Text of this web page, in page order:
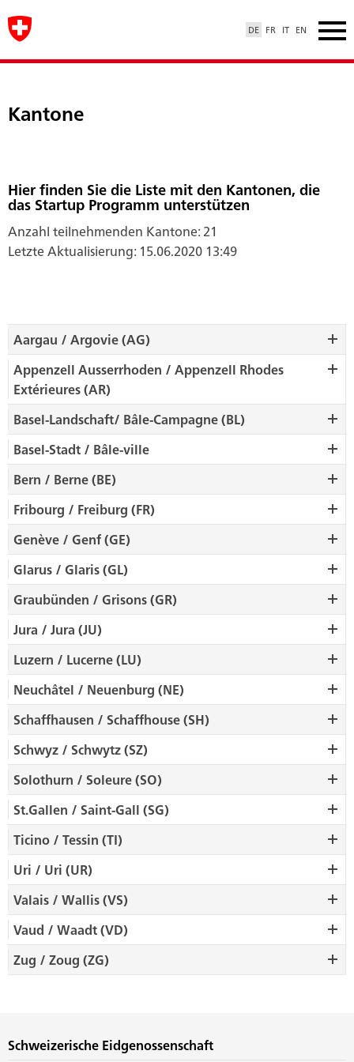
DE FR IT EN
Kantone
Hier finden Sie die Liste mit den Kantonen, die
das Startup Programm unterstützen
Anzahl teilnehmenden Kantone: 21
Letzte Aktualisierung: 15.06.2020 13:49
Aargau / Argovie (AG)
Appenzell Ausserrhoden / Appenzell Rhodes
Extérieures (AR)
Basel-Landschaft/ Bâle-Campagne (BL)
Basel-Stadt / Bâle-ville
Bern / Berne (BE)
Fribourg / Freiburg (FR)
Genève / Genf (GE)
Glarus / Glaris (GL)
Graubünden / Grisons (GR)
Jura / Jura (JU)
Luzern / Lucerne (LU)
Neuchâtel / Neuenburg (NE)
Schaffhausen / Schaffhouse (SH)
Schwyz / Schwytz (SZ)
Solothurn / Soleure (SO)
St.Gallen / Saint-Gall (SG)
Ticino / Tessin (TI)
Uri / Uri (UR)
Valais / Wallis (VS)
Vaud / Waadt (VD)
Zug / Zoug (ZG)
Schweizerische Eidgenossenschaft